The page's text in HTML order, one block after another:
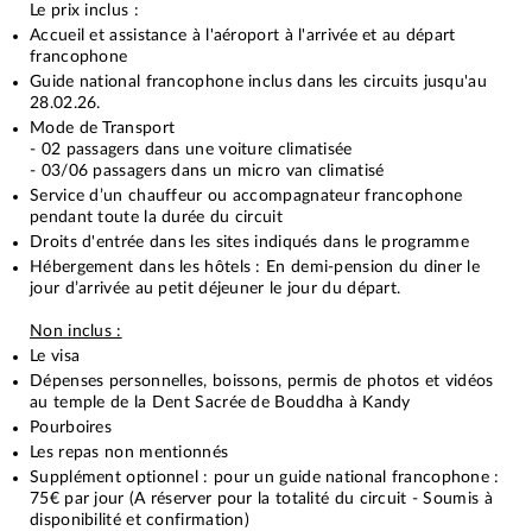
Le prix inclus :
Accueil et assistance à l'aéroport à l'arrivée et au départ
francophone
Guide national francophone inclus dans les circuits jusqu'au
28.02.26.
Mode de Transport
- 02 passagers dans une voiture climatisée
- 03/06 passagers dans un micro van climatisé
Service d’un chauffeur ou accompagnateur francophone
pendant toute la durée du circuit
Droits d'entrée dans les sites indiqués dans le programme
Hébergement dans les hôtels : En demi-pension du diner le
jour d’arrivée au petit déjeuner le jour du départ.
Non inclus :
Le visa
Dépenses personnelles, boissons, permis de photos et vidéos
au temple de la Dent Sacrée de Bouddha à Kandy
Pourboires
Les repas non mentionnés
Supplément optionnel : pour un guide national francophone :
75€ par jour (A réserver pour la totalité du circuit - Soumis à
disponibilité et confirmation)